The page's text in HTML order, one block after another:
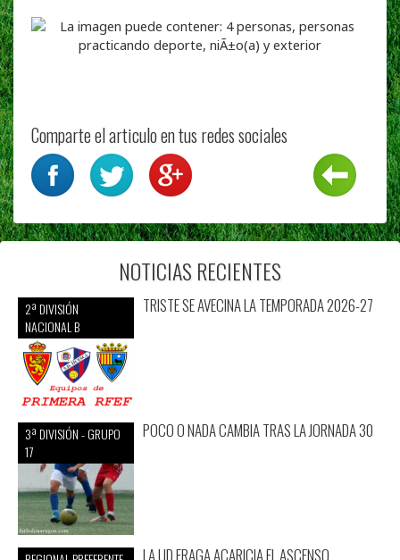
Comparte el articulo en tus redes sociales
NOTICIAS RECIENTES
2ª DIVISIÓN
NACIONAL B
TRISTE SE AVECINA LA TEMPORADA 2026-27
3ª DIVISIÓN - GRUPO
17
POCO O NADA CAMBIA TRAS LA JORNADA 30
LA UD FRAGA ACARICIA EL ASCENSO